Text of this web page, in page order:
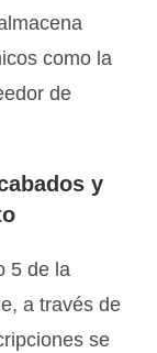
como la
de
y
5 de la
a través de
se